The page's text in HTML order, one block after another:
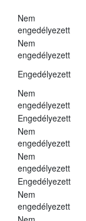
Nem
engedélyezett
Nem
engedélyezett
Engedélyezett
Nem
engedélyezett
Engedélyezett
Nem
engedélyezett
Nem
engedélyezett
Engedélyezett
Nem
engedélyezett